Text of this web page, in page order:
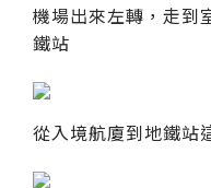
機場出來左轉，走到
鐵站
從入境航廈到地鐵站